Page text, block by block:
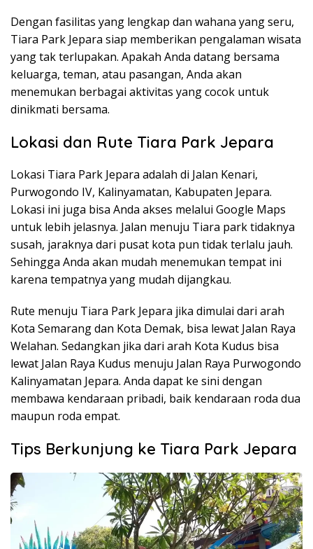
Dengan fasilitas yang lengkap dan wahana yang seru,
Tiara Park Jepara siap memberikan pengalaman wisata
yang tak terlupakan. Apakah Anda datang bersama
keluarga, teman, atau pasangan, Anda akan
menemukan berbagai aktivitas yang cocok untuk
dinikmati bersama.
Lokasi dan Rute Tiara Park Jepara
Lokasi Tiara Park Jepara adalah di Jalan Kenari,
Purwogondo IV, Kalinyamatan, Kabupaten Jepara.
Lokasi ini juga bisa Anda akses melalui Google Maps
untuk lebih jelasnya. Jalan menuju Tiara park tidaknya
susah, jaraknya dari pusat kota pun tidak terlalu jauh.
Sehingga Anda akan mudah menemukan tempat ini
karena tempatnya yang mudah dijangkau.
Rute menuju Tiara Park Jepara jika dimulai dari arah
Kota Semarang dan Kota Demak, bisa lewat Jalan Raya
Welahan. Sedangkan jika dari arah Kota Kudus bisa
lewat Jalan Raya Kudus menuju Jalan Raya Purwogondo
Kalinyamatan Jepara. Anda dapat ke sini dengan
membawa kendaraan pribadi, baik kendaraan roda dua
maupun roda empat.
Tips Berkunjung ke Tiara Park Jepara